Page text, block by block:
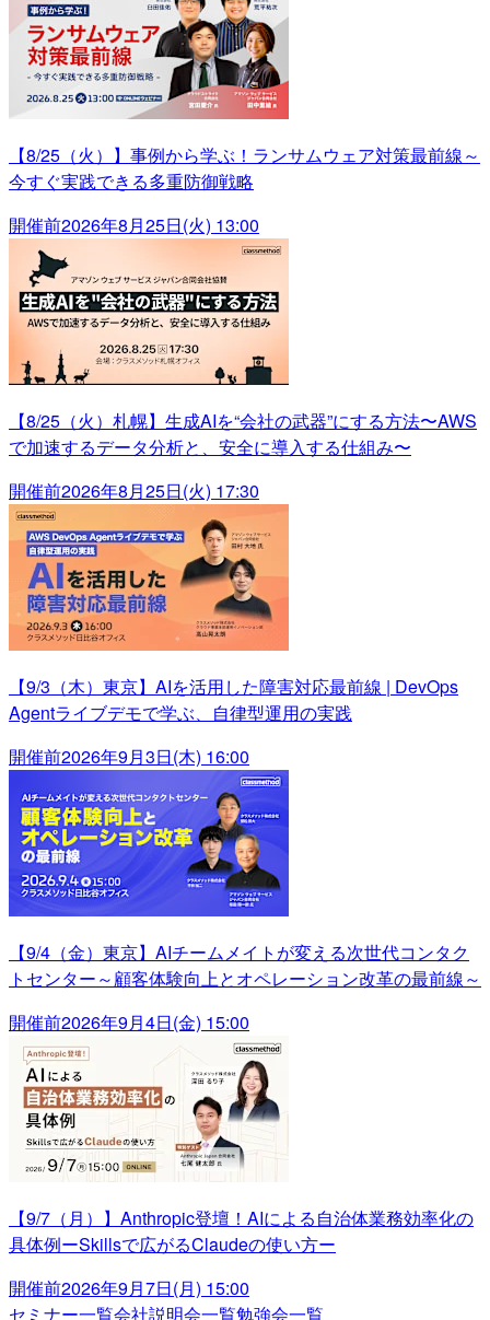
【8/25（火）】事例から学ぶ！ランサムウェア対策最前線～
今すぐ実践できる多重防御戦略
開催前2026年8月25日(火) 13:00
【8/25（火）札幌】生成AIを“会社の武器”にする方法〜AWS
で加速するデータ分析と、安全に導入する仕組み〜
開催前2026年8月25日(火) 17:30
【9/3（木）東京】AIを活用した障害対応最前線 | DevOps
Agentライブデモで学ぶ、自律型運用の実践
開催前2026年9月3日(木) 16:00
【9/4（金）東京】AIチームメイトが変える次世代コンタク
トセンター～顧客体験向上とオペレーション改革の最前線～
開催前2026年9月4日(金) 15:00
【9/7（月）】Anthropic登壇！AIによる自治体業務効率化の
具体例ーSkillsで広がるClaudeの使い方ー
開催前2026年9月7日(月) 15:00
セミナー一覧会社説明会一覧勉強会一覧